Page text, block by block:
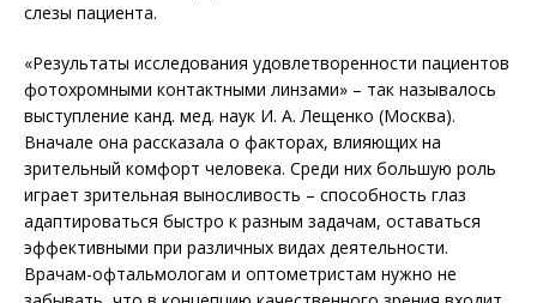
слезы пациента.
«Результаты исследования удовлетворенности пациентов
фотохромными контактными линзами» – так называлось
выступление канд. мед. наук И. А. Лещенко (Москва).
Вначале она рассказала о факторах, влияющих на
зрительный комфорт человека. Среди них большую роль
играет зрительная выносливость – способность глаз
адаптироваться быстро к разным задачам, оставаться
эффективными при различных видах деятельности.
Врачам-офтальмологам и оптометристам нужно не